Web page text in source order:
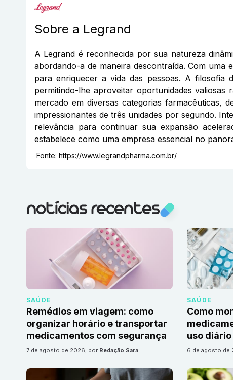
Sobre a Legrand
A Legrand é reconhecida por sua natureza
abordando-a de maneira descontraída. Com uma
para enriquecer a vida das pessoas. A filosofia
permitindo-lhe aproveitar oportunidades
mercado em diversas categorias farmacêuticas,
impressionantes de três unidades por segundo.
relevância para continuar sua expansão
estabelece como uma empresa essencial no
Fonte: https://www.legrandpharma.com.br/
notícias recentes
SAÚDE
Remédios em viagem: como
organizar horário e transportar
medicamentos com segurança
7 de agosto de 2026, por Redação Sara
SAÚDE
Como
uso diário
6 de agosto de